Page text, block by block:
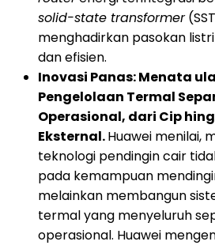
solid-state transformer
menghadirkan pasokan
dan efisien.
Inovasi Panas: Menata
Pengelolaan Termal
Operasional, dari Cip
Eksternal.Huawei menilai,
teknologi pendingin cair
pada kemampuan
melainkan membangun
termal yang menyeluruh
operasional. Huawei